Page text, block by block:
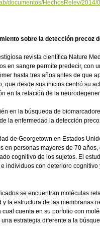
documentos/HechosRelev/
sobre la detección precoz
revista científica Nature
en sangre permite predecir, con
hasta tres años antes de que
que desde sus inicios centró su
en la relación de la
en la búsqueda de
la enfermedad la detección
de Georgetown en Estados
en personas mayores de 70
cognitivo de los sujetos. El
individuos con deterioro
se encuentran moléculas
la estructura de las membranas
cuenta en su porfolio con
estrategia diferente a la